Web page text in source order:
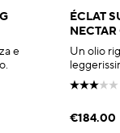
e
ÉCLAT
Un olio
€184.00